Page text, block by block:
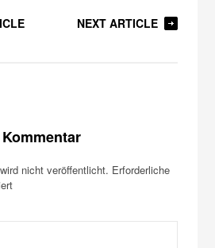
NEXT ARTICLE
nicht veröffentlicht. Erforderliche